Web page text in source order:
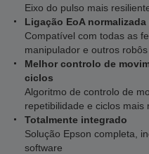
Eixo do pulso mais
Ligação EoA normalizada
Compatível com todas as
manipulador e outros
Melhor controlo de
ciclos
Algoritmo de controlo de
repetibilidade e ciclos mais
Totalmente integrado
Solução Epson completa,
software